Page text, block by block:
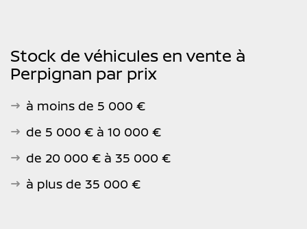
Stock de véhicules en vente à
Perpignan par prix
à moins de 5 000 €
de 5 000 € à 10 000 €
de 20 000 € à 35 000 €
à plus de 35 000 €